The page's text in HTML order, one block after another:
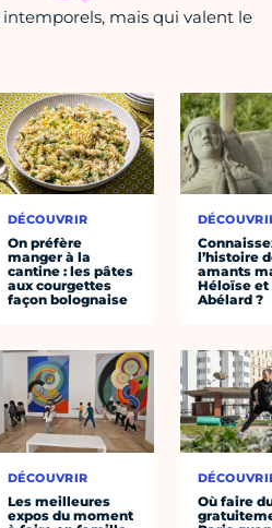
mais qui valent le
DÉCOUVRIR
On préfère
manger à la
cantine : les pâtes
aux courgettes
façon bolognaise
DÉCOUVRIR
Les meilleures
expos du moment
l’histoire
amants
Héloïse et
Abélard ?
Où faire